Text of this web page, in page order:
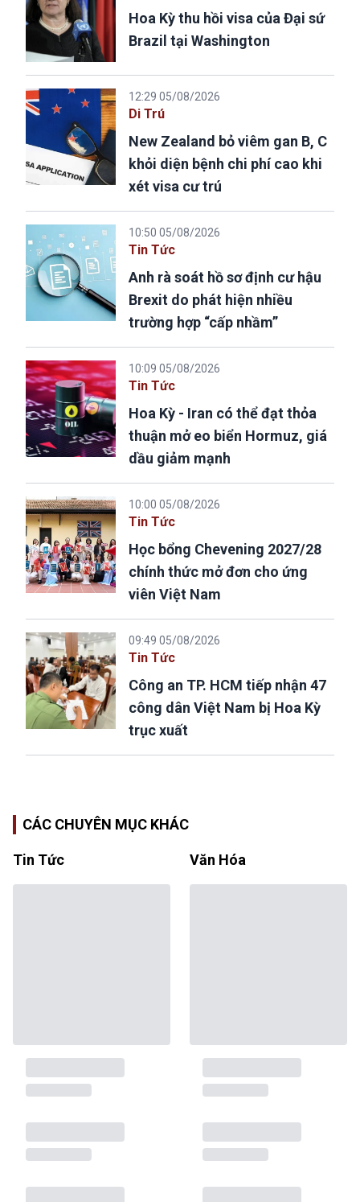
Hoa Kỳ thu hồi visa của Đại sứ
Brazil tại Washington
12:29 05/08/2026
Di Trú
New Zealand bỏ viêm gan B, C
khỏi diện bệnh chi phí cao khi
xét visa cư trú
10:50 05/08/2026
Tin Tức
Anh rà soát hồ sơ định cư hậu
Brexit do phát hiện nhiều
trường hợp “cấp nhầm”
10:09 05/08/2026
Tin Tức
Hoa Kỳ - Iran có thể đạt thỏa
thuận mở eo biển Hormuz, giá
dầu giảm mạnh
10:00 05/08/2026
Tin Tức
Học bổng Chevening 2027/28
chính thức mở đơn cho ứng
viên Việt Nam
09:49 05/08/2026
Tin Tức
Công an TP. HCM tiếp nhận 47
công dân Việt Nam bị Hoa Kỳ
trục xuất
CÁC CHUYÊN MỤC KHÁC
Tin Tức Văn Hóa